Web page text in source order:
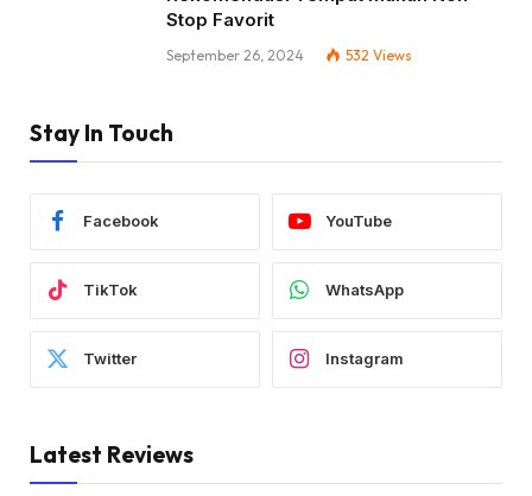
Stop Favorit
September 26, 2024 532 Views
Stay In Touch
Facebook YouTube
TikTok WhatsApp
Twitter Instagram
Latest Reviews